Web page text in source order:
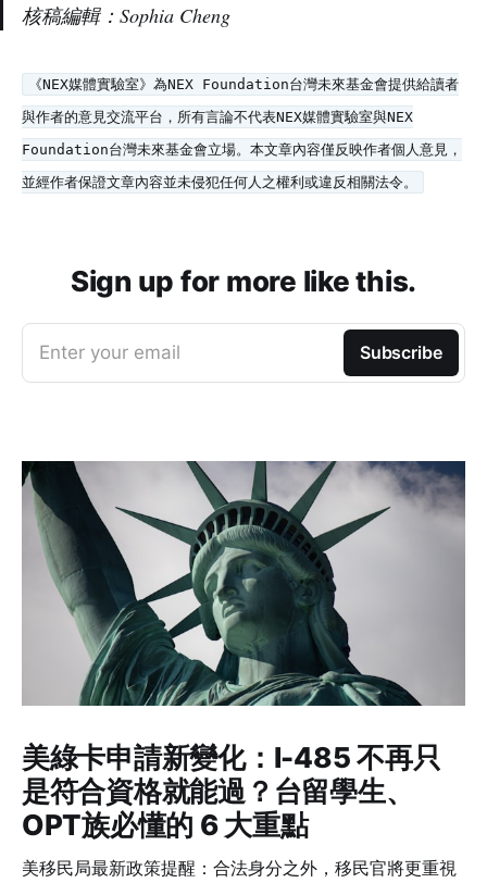
核稿編輯：Sophia Cheng
《NEX媒體實驗室》為NEX Foundation台灣未來基金會提供給讀者
與作者的意見交流平台，所有言論不代表NEX媒體實驗室與NEX
Foundation台灣未來基金會立場。本文章內容僅反映作者個人意見，
並經作者保證文章內容並未侵犯任何人之權利或違反相關法令。
Sign up for more like this.
Enter your email Subscribe
美綠卡申請新變化：I-485 不再只
是符合資格就能過？台留學生、
OPT族必懂的 6 大重點
美移民局最新政策提醒：合法身分之外，移民官將更重視